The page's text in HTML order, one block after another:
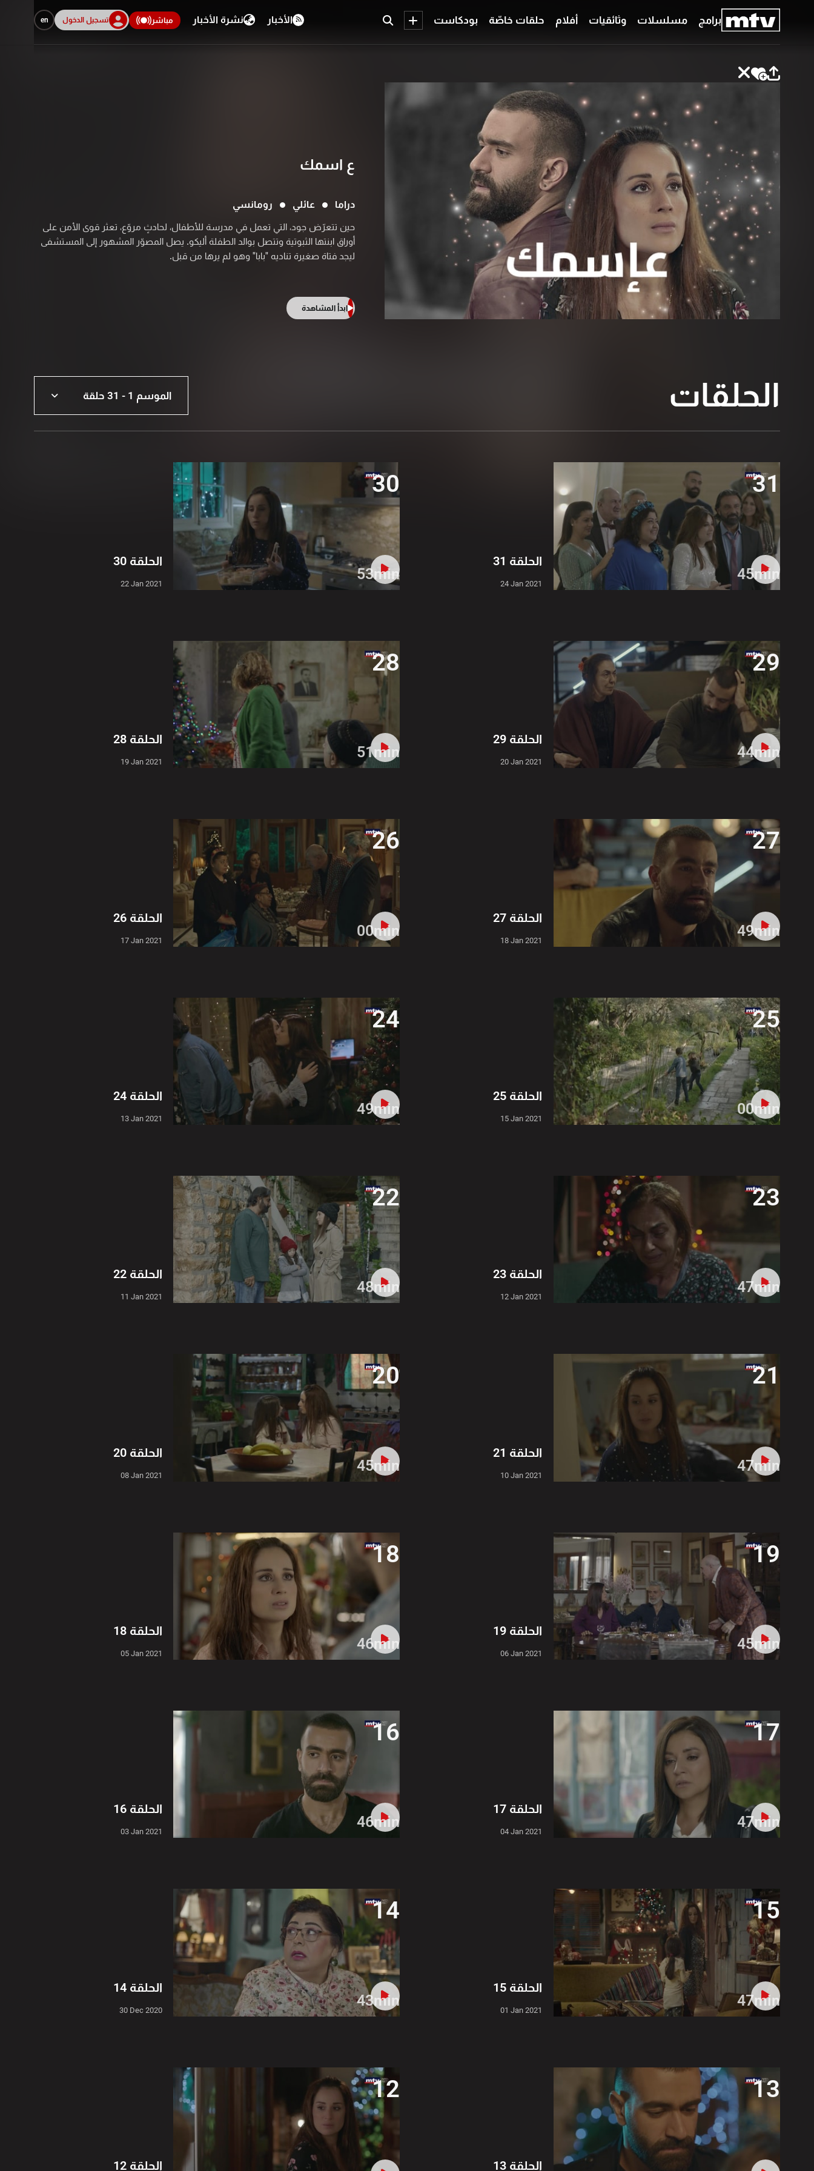
برامج مسلسلات وثائقيات أفلام حلقات خاصّة بودكاست الأخبار نشرة الأخبار مباشر تسجيل الدخول en
برامج
وثائقيات
أفلام
البرامج
قائمتي
تواصل
معنا
شروط
سياسة
الخصوصية
ع اسمك
دراما عائلي رومانسي
حين تتعرّض جود، التي تعمل في مدرسة للأطفال، لحادثٍ مروّع، تعثر قوى الأمن على
أوراق ابنتها الثبوتية وتتصل بوالد الطفلة أليكو. يصل المصوّر المشهور إلى المستشفى
ليجد فتاة صغيرة تناديه "بابا" وهو لم يرها من قبل.
ابدأ المشاهدة
الحلقات الموسم 1 - 31 حلقة
الموسم 1 - 31 حلقة
31
45min
الحلقة 31
24 Jan 2021
30
53min
الحلقة 30
22 Jan 2021
29
44min
الحلقة 29
20 Jan 2021
28
51min
الحلقة 28
19 Jan 2021
27
49min
الحلقة 27
18 Jan 2021
26
00min
الحلقة 26
17 Jan 2021
25
00min
الحلقة 25
15 Jan 2021
24
49min
الحلقة 24
13 Jan 2021
23
47min
الحلقة 23
12 Jan 2021
22
48min
الحلقة 22
11 Jan 2021
21
47min
الحلقة 21
10 Jan 2021
20
45min
الحلقة 20
08 Jan 2021
19
45min
الحلقة 19
06 Jan 2021
18
46min
الحلقة 18
05 Jan 2021
17
47min
الحلقة 17
04 Jan 2021
16
46min
الحلقة 16
03 Jan 2021
15
47min
الحلقة 15
01 Jan 2021
14
43min
الحلقة 14
30 Dec 2020
13
الحلقة 13
12
الحلقة 12